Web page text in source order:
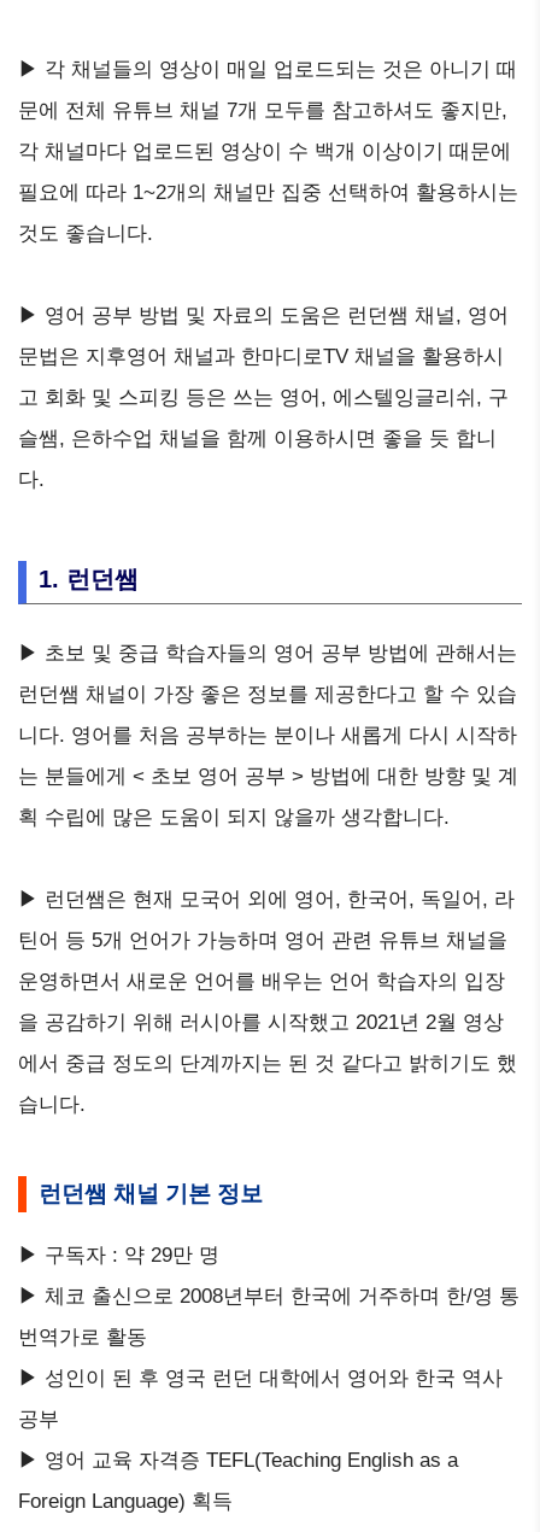
▶ 각 채널들의 영상이 매일 업로드되는 것은 아니기 때
문에 전체 유튜브 채널 7개 모두를 참고하셔도 좋지만,
각 채널마다 업로드된 영상이 수 백개 이상이기 때문에
필요에 따라 1~2개의 채널만 집중 선택하여 활용하시는
것도 좋습니다.
▶ 영어 공부 방법 및 자료의 도움은 런던쌤 채널, 영어
문법은 지후영어 채널과 한마디로TV 채널을 활용하시
고 회화 및 스피킹 등은 쓰는 영어, 에스텔잉글리쉬, 구
슬쌤, 은하수업 채널을 함께 이용하시면 좋을 듯 합니
다.
1. 런던쌤
▶ 초보 및 중급 학습자들의 영어 공부 방법에 관해서는
런던쌤 채널이 가장 좋은 정보를 제공한다고 할 수 있습
니다. 영어를 처음 공부하는 분이나 새롭게 다시 시작하
는 분들에게 < 초보 영어 공부 > 방법에 대한 방향 및 계
획 수립에 많은 도움이 되지 않을까 생각합니다.
▶ 런던쌤은 현재 모국어 외에 영어, 한국어, 독일어, 라
틴어 등 5개 언어가 가능하며 영어 관련 유튜브 채널을
운영하면서 새로운 언어를 배우는 언어 학습자의 입장
을 공감하기 위해 러시아를 시작했고 2021년 2월 영상
에서 중급 정도의 단계까지는 된 것 같다고 밝히기도 했
습니다.
런던쌤 채널 기본 정보
▶ 구독자 : 약 29만 명
▶ 체코 출신으로 2008년부터 한국에 거주하며 한/영 통
번역가로 활동
▶ 성인이 된 후 영국 런던 대학에서 영어와 한국 역사
공부
▶ 영어 교육 자격증 TEFL(Teaching English as a
Foreign Language) 획득